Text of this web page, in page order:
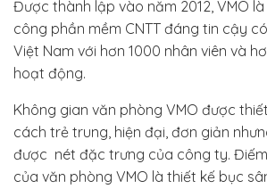
Được thành lập vào năm 2012, VMO
công phần mềm CNTT đáng tin cậy
Việt Nam với hơn 1000 nhân viên và
hoạt động.
Không gian văn phòng VMO được
cách trẻ trung, hiện đại, đơn giản
được nét đặc trưng của công ty.
của văn phòng VMO là thiết kế bục